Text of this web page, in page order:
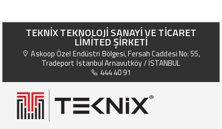
TEKNİX TEKNOLOJİ SANAYİ VE TİCARET
LİMİTED ŞİRKETİ
Askoop Özel Endüstri Bölgesi, Fersah Caddesi No: 55,
Tradeport İstanbul Arnavutköy / İSTANBUL
444 40 91